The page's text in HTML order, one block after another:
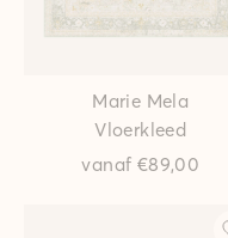
Marie Mela
Vloerkleed
vanaf €89,00